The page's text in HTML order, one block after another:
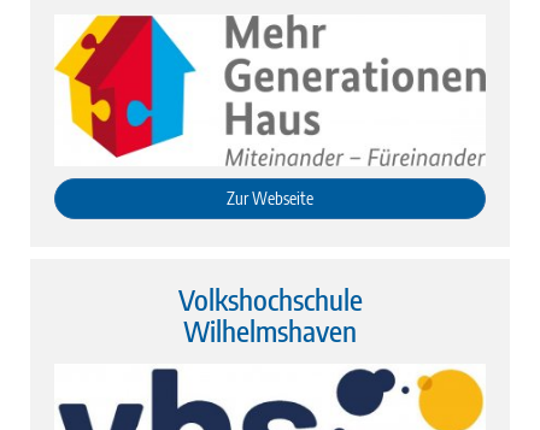
Zur Webseite
Volkshochschule
Wilhelmshaven